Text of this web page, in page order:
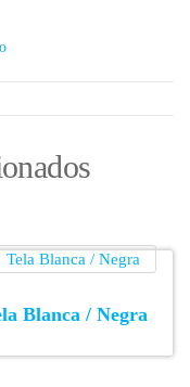
Blanca / Negra